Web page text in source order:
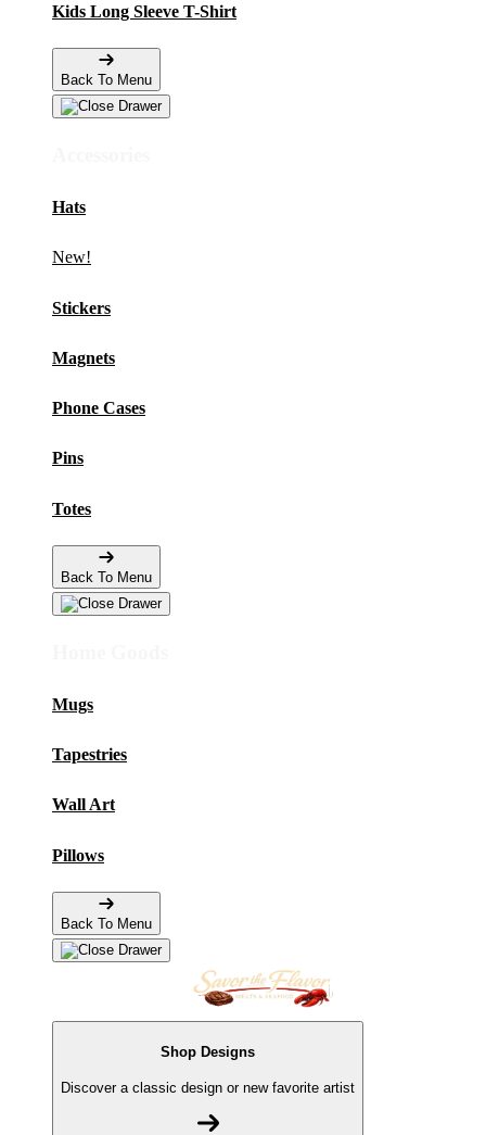
Kids Long Sleeve T-Shirt
Back To Menu
Hats
New!
Stickers
Magnets
Phone Cases
Pins
Totes
Back To Menu
Mugs
Tapestries
Wall Art
Pillows
Back To Menu
Shop Designs
Discover a classic design or new favorite artist